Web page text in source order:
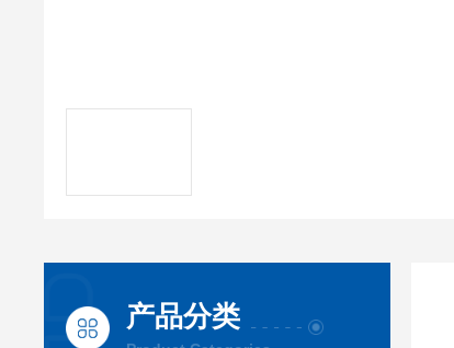
产品分类